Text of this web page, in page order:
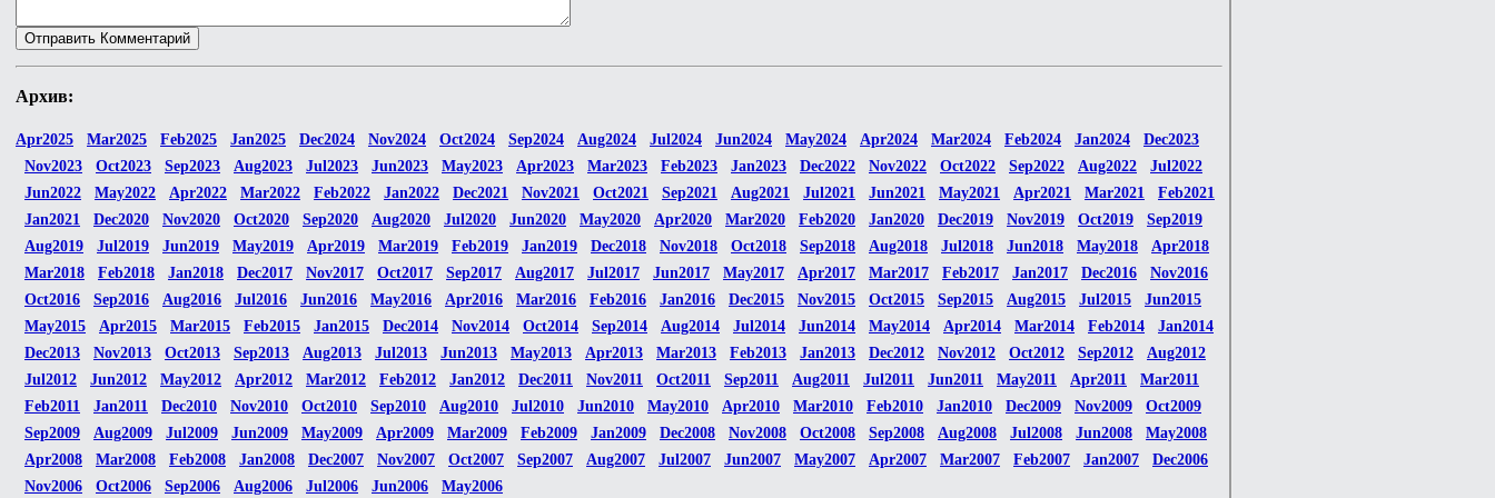
Архив:
Apr2025 Mar2025 Feb2025 Jan2025 Dec2024 Nov2024 Oct2024 Sep2024 Aug2024 Jul2024 Jun2024 May2024 Apr2024 Mar2024 Feb2024 Jan2024
Dec2023
Nov2023
Oct2023 Sep2023 Aug2023 Jul2023 Jun2023 May2023 Apr2023 Mar2023 Feb2023 Jan2023 Dec2022 Nov2022 Oct2022 Sep2022 Aug2022
Jul2022
Jun2022
May2022 Apr2022 Mar2022 Feb2022 Jan2022 Dec2021 Nov2021 Oct2021 Sep2021 Aug2021 Jul2021 Jun2021 May2021 Apr2021 Mar2021
Feb2021
Jan2021
Dec2020 Nov2020 Oct2020 Sep2020 Aug2020 Jul2020 Jun2020 May2020 Apr2020 Mar2020 Feb2020 Jan2020 Dec2019 Nov2019 Oct2019
Sep2019
Aug2019
Jul2019 Jun2019 May2019 Apr2019 Mar2019 Feb2019 Jan2019 Dec2018 Nov2018 Oct2018 Sep2018 Aug2018 Jul2018 Jun2018 May2018
Apr2018
Mar2018
Feb2018 Jan2018 Dec2017 Nov2017 Oct2017 Sep2017 Aug2017 Jul2017 Jun2017 May2017 Apr2017 Mar2017 Feb2017 Jan2017 Dec2016
Nov2016
Oct2016
Sep2016 Aug2016 Jul2016 Jun2016 May2016 Apr2016 Mar2016 Feb2016 Jan2016 Dec2015 Nov2015 Oct2015 Sep2015 Aug2015 Jul2015
Jun2015
May2015
Apr2015 Mar2015 Feb2015 Jan2015 Dec2014 Nov2014 Oct2014 Sep2014 Aug2014 Jul2014 Jun2014 May2014 Apr2014 Mar2014 Feb2014
Jan2014
Dec2013
Nov2013 Oct2013 Sep2013 Aug2013 Jul2013 Jun2013 May2013 Apr2013 Mar2013 Feb2013 Jan2013 Dec2012 Nov2012 Oct2012 Sep2012
Aug2012
Jul2012
Jun2012 May2012 Apr2012 Mar2012 Feb2012 Jan2012 Dec2011 Nov2011 Oct2011 Sep2011 Aug2011 Jul2011 Jun2011 May2011 Apr2011
Mar2011
Feb2011
Jan2011 Dec2010 Nov2010 Oct2010 Sep2010 Aug2010 Jul2010 Jun2010 May2010 Apr2010 Mar2010 Feb2010 Jan2010 Dec2009 Nov2009
Oct2009
Sep2009
Aug2009 Jul2009 Jun2009 May2009 Apr2009 Mar2009 Feb2009 Jan2009 Dec2008 Nov2008 Oct2008 Sep2008 Aug2008 Jul2008 Jun2008
May2008
Apr2008
Mar2008 Feb2008 Jan2008 Dec2007 Nov2007 Oct2007 Sep2007 Aug2007 Jul2007 Jun2007 May2007 Apr2007 Mar2007 Feb2007 Jan2007
Dec2006
Nov2006
Oct2006 Sep2006 Aug2006 Jul2006 Jun2006 May2006